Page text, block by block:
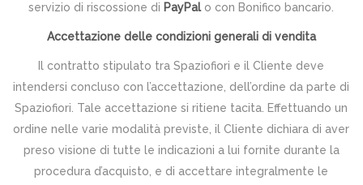
servizio di riscossione di PayPalo con Bonifico bancario.
Accettazione delle condizioni generali di vendita
Il contratto stipulato tra Spaziofiori e il Cliente deve
intendersi concluso con l’accettazione, dell’ordine da parte di
Spaziofiori. Tale accettazione si ritiene tacita. Effettuando un
ordine nelle varie modalità previste, il Cliente dichiara di aver
preso visione di tutte le indicazioni a lui fornite durante la
procedura d’acquisto, e di accettare integralmente le